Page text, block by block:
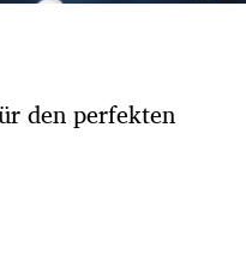
den perfekten